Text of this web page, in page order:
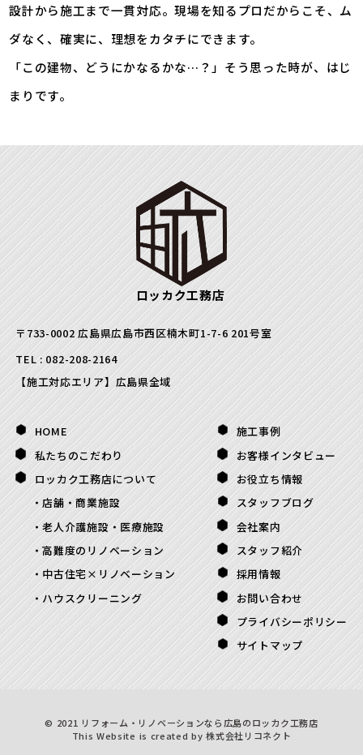
設計から施工まで一貫対応。現場を知るプロだからこそ、ム
ダなく、確実に、理想をカタチにできます。
「この建物、どうにかなるかな…？」そう思った時が、はじ
まりです。
ロッカク工務店
〒733-0002 広島県広島市西区楠木町1-7-6 201号室
TEL : 082-208-2164
【施工対応エリア】広島県全域
HOME
私たちのこだわり
ロッカク工務店について
店舗・商業施設
老人介護施設・医療施設
高難度のリノベーション
中古住宅×リノベーション
ハウスクリーニング
施工事例
お客様インタビュー
お役立ち情報
スタッフブログ
会社案内
スタッフ紹介
採用情報
お問い合わせ
プライバシーポリシー
サイトマップ
© 2021 リフォーム・リノベーションなら広島のロッカク工務店
This Website is created by株式会社リコネクト